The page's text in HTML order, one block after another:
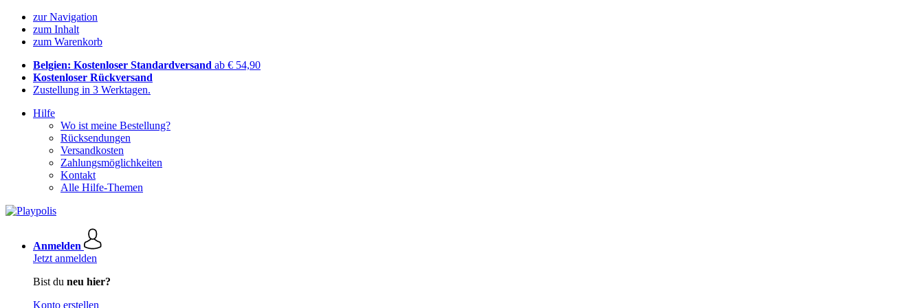
zur Navigation
zum Inhalt
zum Warenkorb
Belgien: Kostenloser Standardversand ab € 54,90
Kostenloser Rückversand
Zustellung in 3 Werktagen.
Hilfe
Wo ist meine Bestellung?
Rücksendungen
Versandkosten
Zahlungsmöglichkeiten
Kontakt
Alle Hilfe-Themen
Anmelden
Jetzt anmelden
Bist du neu hier?
Konto erstellen